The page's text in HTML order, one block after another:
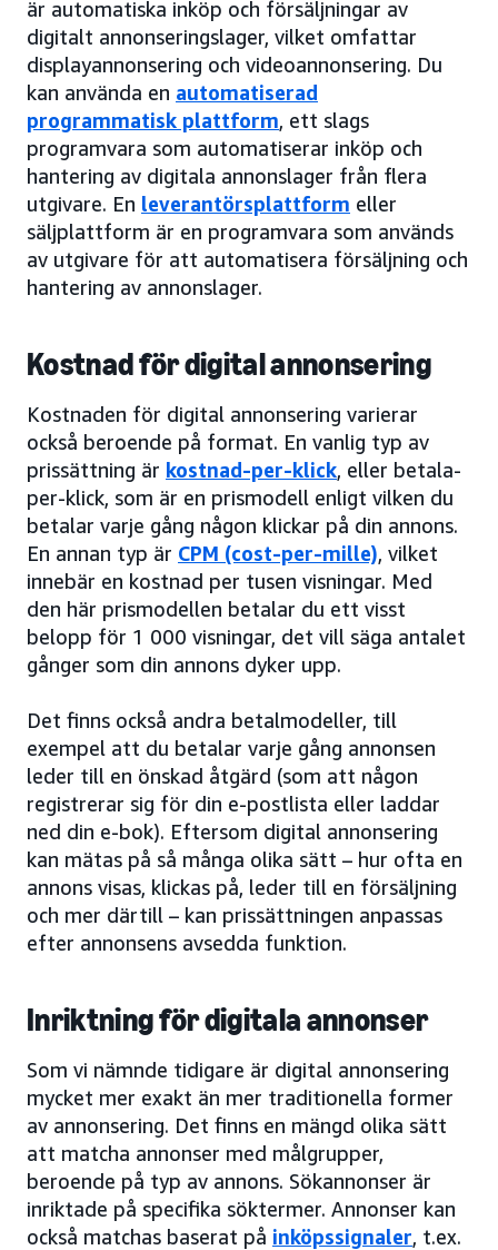
är automatiska inköp och försäljningar av
digitalt annonseringslager, vilket omfattar
displayannonsering och videoannonsering. Du
kan använda en automatiserad
programmatisk plattform, ett slags
programvara som automatiserar inköp och
hantering av digitala annonslager från flera
utgivare. En leverantörsplattform eller
säljplattform är en programvara som används
av utgivare för att automatisera försäljning och
hantering av annonslager.
Kostnad för digital annonsering
Kostnaden för digital annonsering varierar
också beroende på format. En vanlig typ av
prissättning är kostnad-per-klick, eller betala-
per-klick, som är en prismodell enligt vilken du
betalar varje gång någon klickar på din annons.
En annan typ är CPM (cost-per-mille), vilket
innebär en kostnad per tusen visningar. Med
den här prismodellen betalar du ett visst
belopp för 1 000 visningar, det vill säga antalet
gånger som din annons dyker upp.
Det finns också andra betalmodeller, till
exempel att du betalar varje gång annonsen
leder till en önskad åtgärd (som att någon
registrerar sig för din e-postlista eller laddar
ned din e-bok). Eftersom digital annonsering
kan mätas på så många olika sätt – hur ofta en
annons visas, klickas på, leder till en försäljning
och mer därtill – kan prissättningen anpassas
efter annonsens avsedda funktion.
Inriktning för digitala annonser
Som vi nämnde tidigare är digital annonsering
mycket mer exakt än mer traditionella former
av annonsering. Det finns en mängd olika sätt
att matcha annonser med målgrupper,
beroende på typ av annons. Sökannonser är
inriktade på specifika söktermer. Annonser kan
också matchas baserat på inköpssignaler, t.ex.